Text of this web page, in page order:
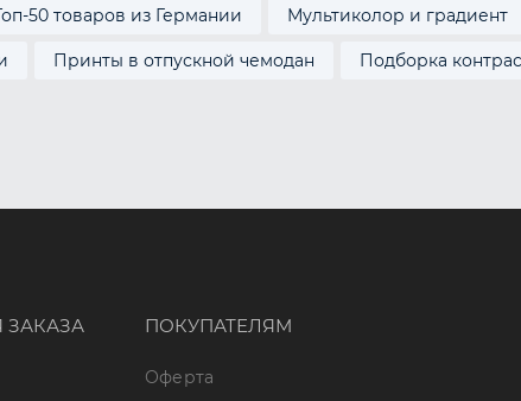
50 товаров из Германии Мультиколор и градиент
Принты в отпускной чемодан Подборка
ПОКУПАТЕЛЯМ
Оферта